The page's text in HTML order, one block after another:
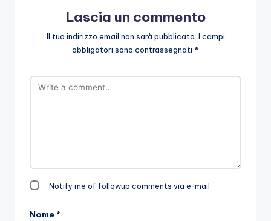
Lascia un commento
Il tuo indirizzo email non sarà pubblicato. I campi
obbligatori sono contrassegnati *
Notify me of followup comments via e-mail
Nome *